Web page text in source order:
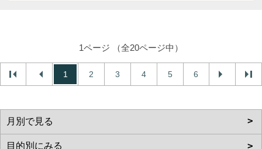
1ページ （全20ページ中）
1 2 3 4 5 6